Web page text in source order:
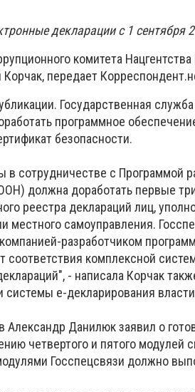
декларации с 1 сентября
комитета
передает
Государственная
программное
безопасности.
в сотрудничестве с Программой
должна доработать первые
реестра деклараций лиц,
местного самоуправления.
разработчиком
соответствия комплексной
- написала Корчак
системы е-декларирования
Данилюк заявил о
четвертого и пятого модулей
Госспецсвязи должно